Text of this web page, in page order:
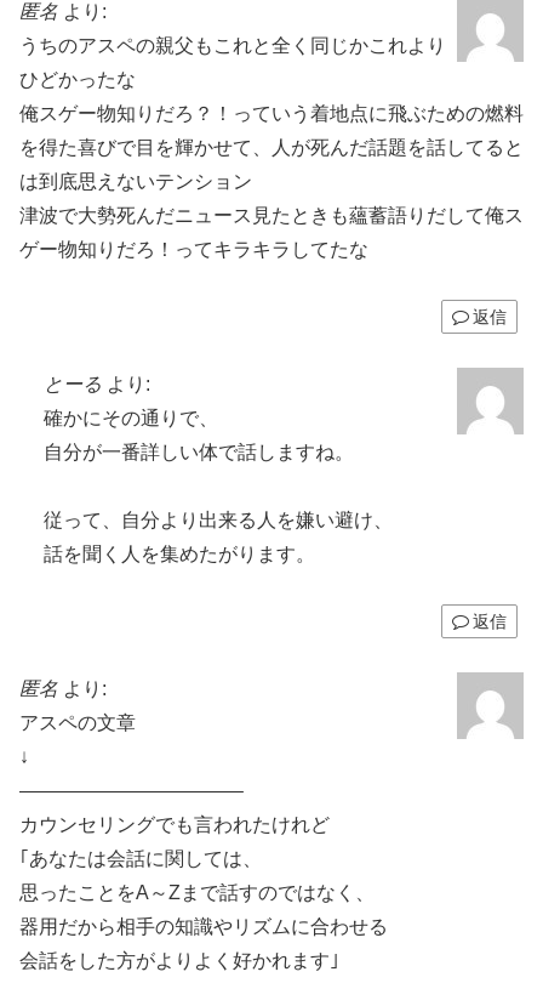
匿名 より:
うちのアスペの親父もこれと全く同じかこれより
ひどかったな
俺スゲー物知りだろ？！っていう着地点に飛ぶための燃料
を得た喜びで目を輝かせて、人が死んだ話題を話してると
は到底思えないテンション
津波で大勢死んだニュース見たときも蘊蓄語りだして俺ス
ゲー物知りだろ！ってキラキラしてたな
返信
とーる より:
確かにその通りで、
自分が一番詳しい体で話しますね。
従って、自分より出来る人を嫌い避け、
話を聞く人を集めたがります。
返信
匿名 より:
アスペの文章
↓
———————————–
カウンセリングでも言われたけれど
｢あなたは会話に関しては、
思ったことをA～Zまで話すのではなく、
器用だから相手の知識やリズムに合わせる
会話をした方がよりよく好かれます｣